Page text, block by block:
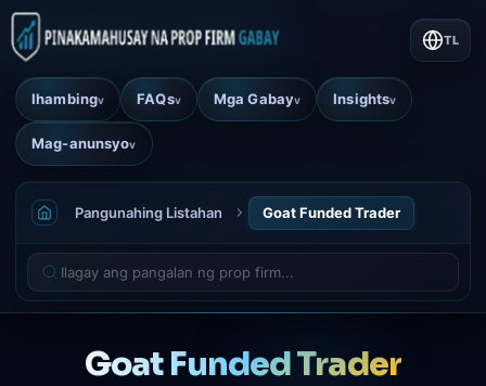
Ihambingv FAQsv Mga Gabayv Insightsv
Mag-anunsyov
TL
Pangunahing Listahan Goat Funded Trader
Goat Funded Trader